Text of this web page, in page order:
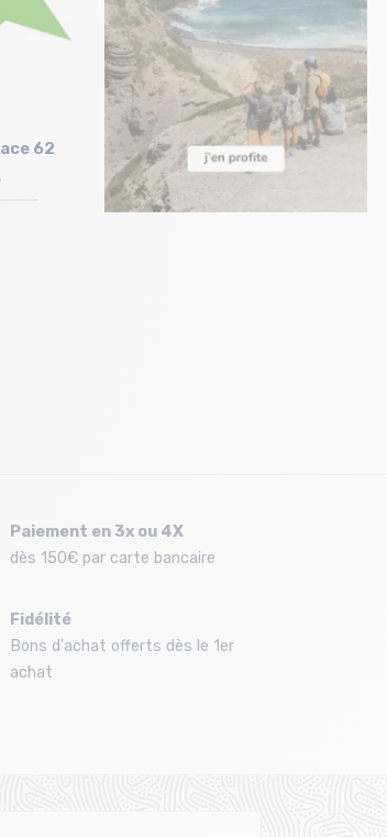
62
Paiement en 3x ou 4X
dès 150€ par carte bancaire
Fidélité
Bons d'achat offerts dès le 1er
achat